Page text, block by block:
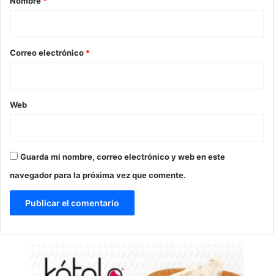
*
Correo electrónico *
Web
Guarda mi nombre, correo electrónico y web en este
navegador para la próxima vez que comente.